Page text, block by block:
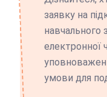
заявку на
навчального
електронної
умови для